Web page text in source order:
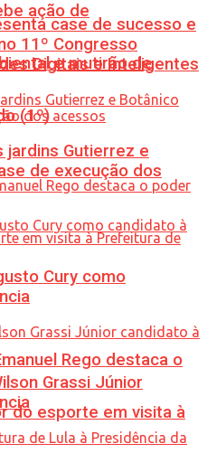
ação de
e mutirão de
(1º)
Rego destaca o
do esporte em visita à
case de sucesso e
11º Congresso
Digitais e Inteligentes
jardins Gutierrez e
de execução dos
Cury como
Grassi Júnior